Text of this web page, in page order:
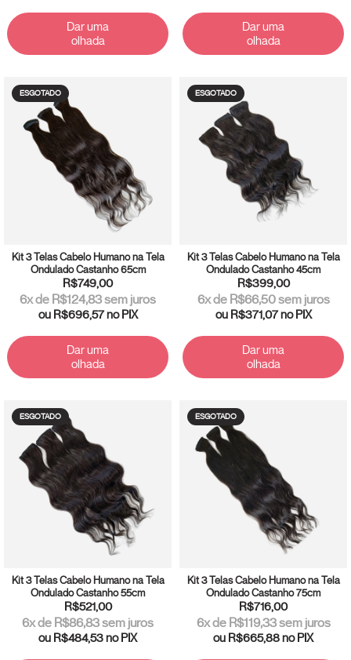
Dar uma
olhada
Dar uma
olhada
ESGOTADO
Kit 3 Telas Cabelo Humano na Tela
Ondulado Castanho 65cm
R$749,00
6x de R$124,83sem juros
ou R$696,57no PIX
Dar uma
olhada
ESGOTADO
Kit 3 Telas Cabelo Humano na Tela
Ondulado Castanho 45cm
R$399,00
6x de R$66,50sem juros
ou R$371,07no PIX
Dar uma
olhada
ESGOTADO
Kit 3 Telas Cabelo Humano na Tela
Ondulado Castanho 55cm
R$521,00
6x de R$86,83sem juros
ou R$484,53no PIX
ESGOTADO
Kit 3 Telas Cabelo Humano na Tela
Ondulado Castanho 75cm
R$716,00
6x de R$119,33sem juros
ou R$665,88no PIX